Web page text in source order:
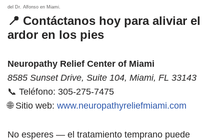
del Dr. Alfonso en Miami.
📍 Contáctanos hoy para aliviar el
ardor en los pies
Neuropathy Relief Center of Miami
8585 Sunset Drive, Suite 104, Miami, FL 33143
📞 Teléfono: 305-275-7475
🌐 Sitio web: www.neuropathyreliefmiami.com
No esperes — el tratamiento temprano puede